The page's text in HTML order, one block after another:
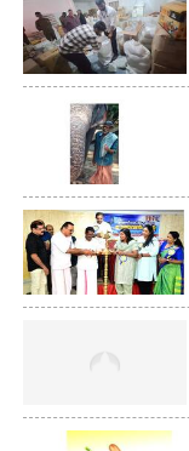
ഗോൾപോസ്റ്റിന്
ഫുട്ബോൾ
ഏർപ്പെട്ടിരിക്കുന്ന
കുട്ടികൾ